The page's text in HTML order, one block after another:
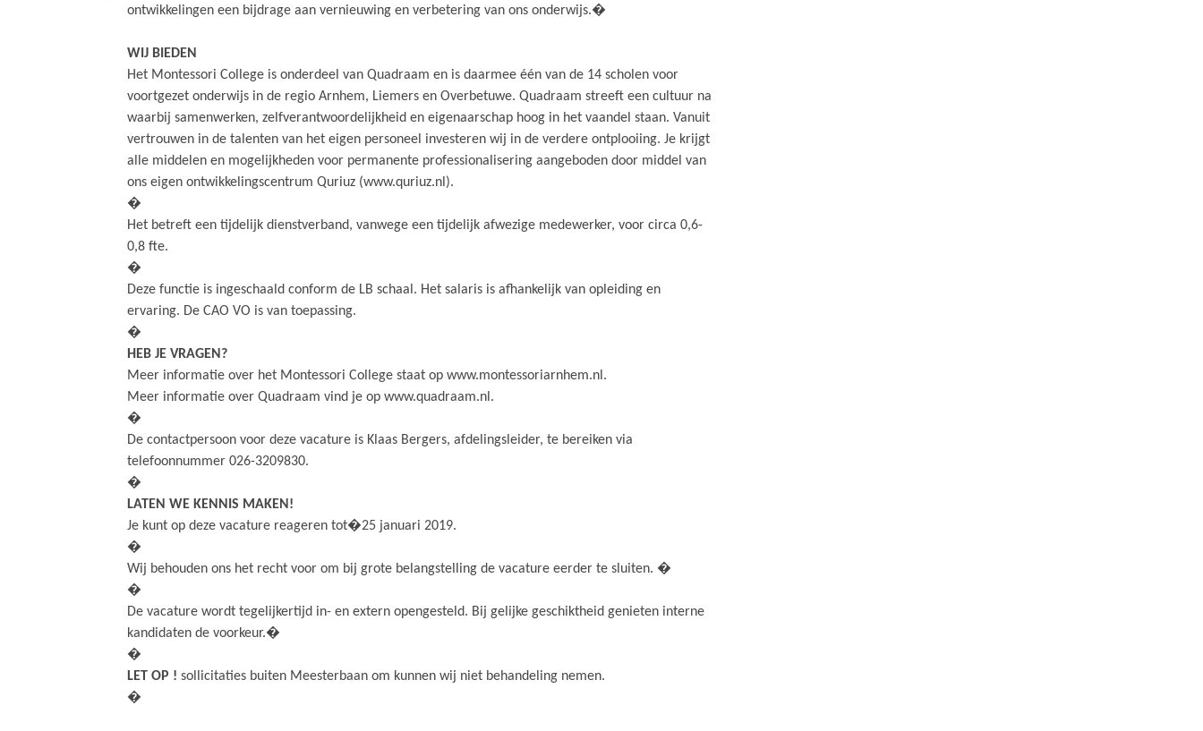
ontwikkelingen een bijdrage aan vernieuwing en verbetering van ons onderwijs.�
WIJ BIEDEN
Het Montessori College is onderdeel van Quadraam en is daarmee één van de 14 scholen voor
voortgezet onderwijs in de regio Arnhem, Liemers en Overbetuwe. Quadraam streeft een cultuur na
waarbij samenwerken, zelfverantwoordelijkheid en eigenaarschap hoog in het vaandel staan. Vanuit
vertrouwen in de talenten van het eigen personeel investeren wij in de verdere ontplooiing. Je krijgt
alle middelen en mogelijkheden voor permanente professionalisering aangeboden door middel van
ons eigen ontwikkelingscentrum Quriuz (www.quriuz.nl).
�
Het betreft een tijdelijk dienstverband, vanwege een tijdelijk afwezige medewerker, voor circa 0,6-
0,8 fte.
�
Deze functie is ingeschaald conform de LB schaal. Het salaris is afhankelijk van opleiding en
ervaring. De CAO VO is van toepassing.
�
HEB JE VRAGEN?
Meer informatie over het Montessori College staat op www.montessoriarnhem.nl.
Meer informatie over Quadraam vind je op www.quadraam.nl.
�
De contactpersoon voor deze vacature is Klaas Bergers, afdelingsleider, te bereiken via
telefoonnummer 026-3209830.
�
LATEN WE KENNIS MAKEN!
Je kunt op deze vacature reageren tot�25 januari 2019.
�
Wij behouden ons het recht voor om bij grote belangstelling de vacature eerder te sluiten. �
�
De vacature wordt tegelijkertijd in- en extern opengesteld. Bij gelijke geschiktheid genieten interne
kandidaten de voorkeur.�
�
LET OP ! sollicitaties buiten Meesterbaan om kunnen wij niet behandeling nemen.
�